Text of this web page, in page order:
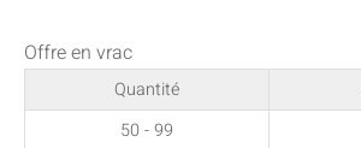
Offre en vrac
Quantité
50 - 99